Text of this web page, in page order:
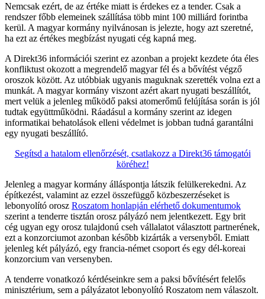
Nemcsak ezért, de az értéke miatt is érdekes ez a tender. Csak a
rendszer főbb elemeinek szállítása több mint 100 milliárd forintba
kerül. A magyar kormány nyilvánosan is jelezte, hogy azt szeretné,
ha ezt az értékes megbízást nyugati cég kapná meg.
A Direkt36 információi szerint ez azonban a projekt kezdete óta éles
konfliktust okozott a megrendelő magyar fél és a bővítést végző
oroszok között. Az utóbbiak ugyanis maguknak szerették volna ezt a
munkát. A magyar kormány viszont azért akart nyugati beszállítót,
mert velük a jelenleg működő paksi atomerőmű felújítása során is jól
tudtak együttműködni. Ráadásul a kormány szerint az idegen
informatikai behatolások elleni védelmet is jobban tudná garantálni
egy nyugati beszállító.
Segítsd a hatalom ellenőrzését, csatlakozz a Direkt36 támogatói
köréhez!
Jelenleg a magyar kormány álláspontja látszik felülkerekedni. Az
építkezést, valamint az ezzel összefüggő közbeszerzéseket is
lebonyolító orosz Roszatom honlapján elérhető dokumentumok
szerint a tenderre tisztán orosz pályázó nem jelentkezett. Egy brit
cég ugyan egy orosz tulajdonú cseh vállalatot választott partnerének,
ezt a konzorciumot azonban később kizárták a versenyből. Emiatt
jelenleg két pályázó, egy francia-német csoport és egy dél-koreai
konzorcium van versenyben.
A tenderre vonatkozó kérdéseinkre sem a paksi bővítésért felelős
minisztérium, sem a pályázatot lebonyolító Roszatom nem válaszolt.